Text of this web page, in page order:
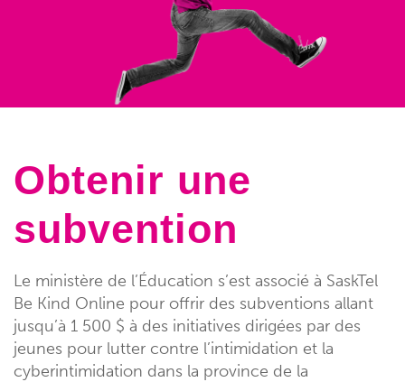
Obtenir une
subvention
Le ministère de l’Éducation s’est associé à SaskTel
Be Kind Online pour offrir des subventions allant
jusqu’à 1 500 $ à des initiatives dirigées par des
jeunes pour lutter contre l’intimidation et la
cyberintimidation dans la province de la